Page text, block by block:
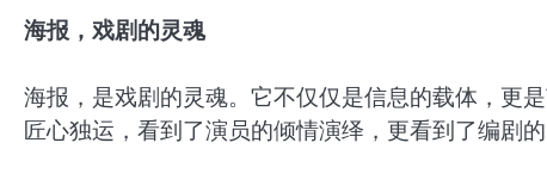
海报，戏剧的灵魂
海报，是戏剧的灵魂。它不仅仅是信息的载体，更
匠心独运，看到了演员的倾情演绎，更看到了编剧的